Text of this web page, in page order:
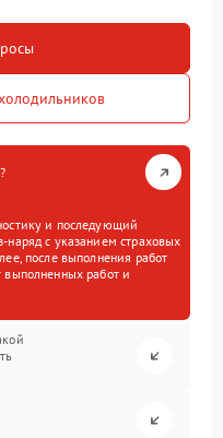
и последующий
наряд с указанием страховых
после выполнения работ
выполненных работ и